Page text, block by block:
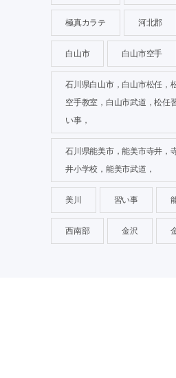
極真カラテ 河北郡
白山市 白山市空手
石川県白山市，白山市松任，
空手教室，白山市武道，松任
い事，
石川県能美市，能美市寺井，
井小学校，能美市武道，
美川 習い事
西南部 金沢